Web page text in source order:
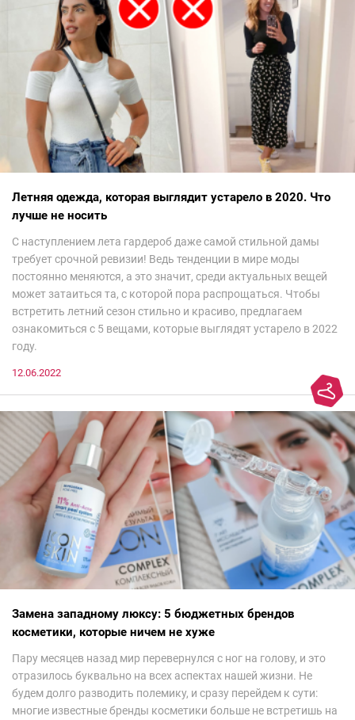
Летняя одежда, которая выглядит устарело в 2020. Что
лучше не носить
С наступлением лета гардероб даже самой стильной дамы
требует срочной ревизии! Ведь тенденции в мире моды
постоянно меняются, а это значит, среди актуальных вещей
может затаиться та, с которой пора распрощаться. Чтобы
встретить летний сезон стильно и красиво, предлагаем
ознакомиться с 5 вещами, которые выглядят устарело в 2022
году.
12.06.2022
Замена западному люксу: 5 бюджетных брендов
косметики, которые ничем не хуже
Пару месяцев назад мир перевернулся с ног на голову, и это
отразилось буквально на всех аспектах нашей жизни. Не
будем долго разводить полемику, и сразу перейдем к сути:
многие известные бренды косметики больше не встретишь на